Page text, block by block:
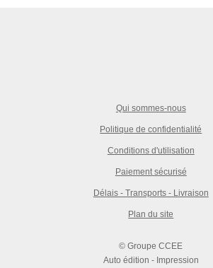
Qui sommes-nous
Politique de confidentialité
Conditions d'utilisation
Paiement sécurisé
Délais - Transports - Livraison
Plan du site
© Groupe CCEE
Auto édition - Impression